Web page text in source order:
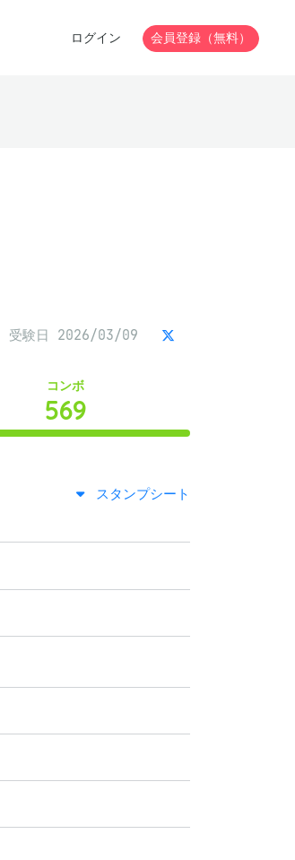
ログイン 会員登録（無料）
受験日 2026/03/09
コンボ
569
スタンプシート